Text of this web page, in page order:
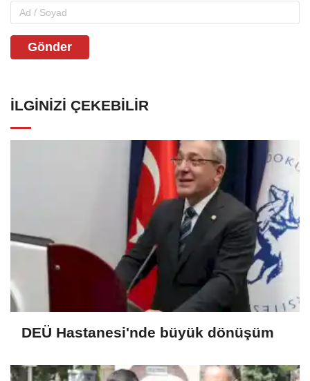
Gönder
İLGINIZI ÇEKEBILIR
DEÜ Hastanesi'nde büyük dönüşüm